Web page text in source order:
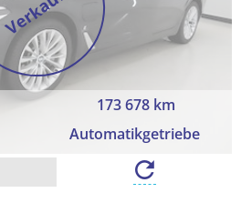
173 678 km
Automatikgetriebe